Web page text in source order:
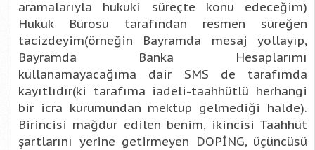
aramalarıyla hukuki süreçte konu edeceğim)
Hukuk Bürosu tarafından resmen süreğen
tacizdeyim(örneğin Bayramda mesaj yollayıp,
Bayramda Banka Hesaplarımı
kullanamayacağıma dair SMS de tarafımda
kayıtlıdır(ki tarafıma iadeli-taahhütlü herhangi
bir icra kurumundan mektup gelmediği halde).
Birincisi mağdur edilen benim, ikincisi Taahhüt
şartlarını yerine getirmeyen DOPİNG, üçüncüsü